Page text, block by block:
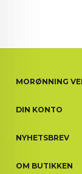
MORØNNING
DIN KONTO
NYHETSBREV
OM BUTIKKEN